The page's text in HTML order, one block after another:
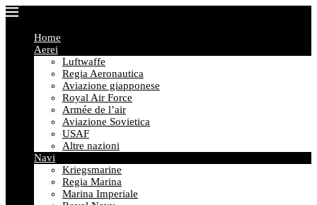
Home
Aerei
Luftwaffe
Regia Aeronautica
Aviazione giapponese
Royal Air Force
Armée de l’air
Aviazione Sovietica
USAF
Altre nazioni
Navi
Kriegsmarine
Regia Marina
Marina Imperiale